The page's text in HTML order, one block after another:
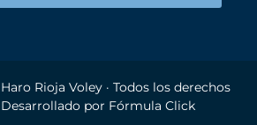
Haro Rioja Voley· Todos los derechos
Desarrollado por Fórmula Click